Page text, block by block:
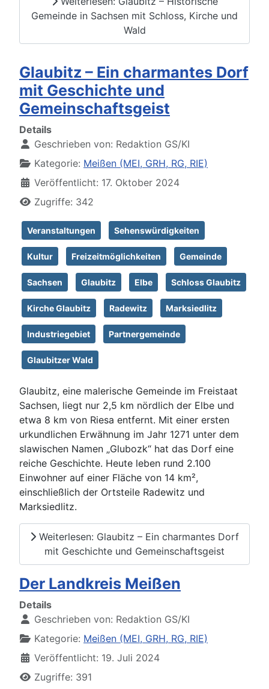
Gemeinde in Sachsen mit Schloss, Kirche und
Wald
Glaubitz – Ein charmantes Dorf
mit Geschichte und
Gemeinschaftsgeist
Details
Geschrieben von: Redaktion GS/KI
Kategorie: Meißen (MEI, GRH, RG, RIE)
Veröffentlicht: 17. Oktober 2024
Zugriffe: 342
Veranstaltungen Sehenswürdigkeiten
Kultur Freizeitmöglichkeiten Gemeinde
Sachsen Glaubitz Elbe Schloss Glaubitz
Kirche Glaubitz Radewitz Marksiedlitz
Industriegebiet Partnergemeinde
Glaubitzer Wald
Glaubitz, eine malerische Gemeinde im Freistaat
Sachsen, liegt nur 2,5 km nördlich der Elbe und
etwa 8 km von Riesa entfernt. Mit einer ersten
urkundlichen Erwähnung im Jahr 1271 unter dem
slawischen Namen „Glubozk“ hat das Dorf eine
reiche Geschichte. Heute leben rund 2.100
Einwohner auf einer Fläche von 14 km²,
einschließlich der Ortsteile Radewitz und
Marksiedlitz.
Weiterlesen: Glaubitz – Ein charmantes Dorf
mit Geschichte und Gemeinschaftsgeist
Der Landkreis Meißen
Details
Geschrieben von: Redaktion GS/KI
Kategorie: Meißen (MEI, GRH, RG, RIE)
Veröffentlicht: 19. Juli 2024
Zugriffe: 391